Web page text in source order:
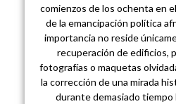
comienzos de los ochenta en
de la emancipación política
importancia no reside
recuperación de edificios,
fotografías o maquetas
la corrección de una mirada
durante demasiado tiempo